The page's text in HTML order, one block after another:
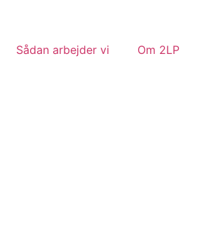
Sådan arbejder vi Om 2LP